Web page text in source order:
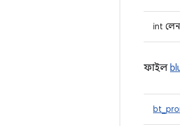
int লেন
ফাইল